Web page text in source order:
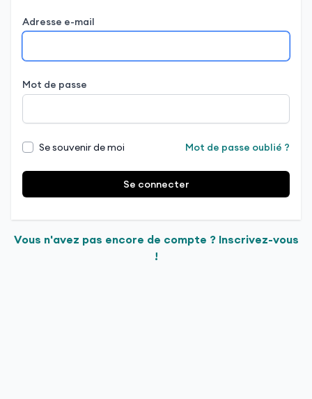
Adresse e-mail
Mot de passe
Se souvenir de moi Mot de passe oublié ?
Se connecter
Vous n'avez pas encore de compte ? Inscrivez-vous
!